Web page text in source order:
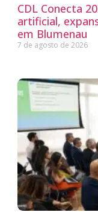
CDL Conecta
artificial,
em Blumenau
7 de agosto de 2026